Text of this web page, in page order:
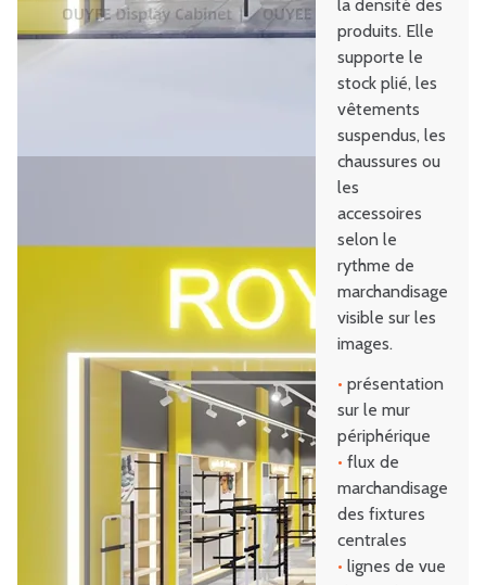
la densité des
produits. Elle
supporte le
stock plié, les
vêtements
suspendus, les
chaussures ou
les
accessoires
selon le
rythme de
marchandisage
visible sur les
images.
• présentation
sur le mur
périphérique
• flux de
marchandisage
des fixtures
centrales
• lignes de vue